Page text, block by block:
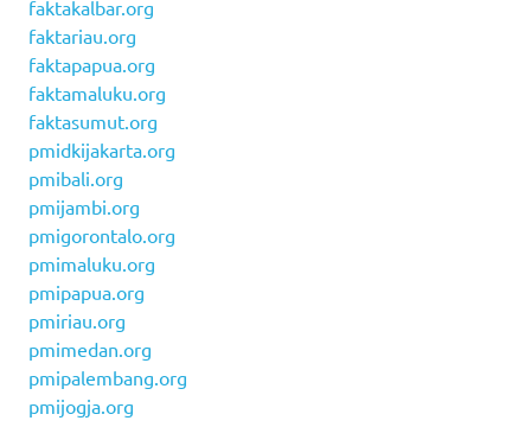
faktakalbar.org
faktariau.org
faktapapua.org
faktamaluku.org
faktasumut.org
pmidkijakarta.org
pmibali.org
pmijambi.org
pmigorontalo.org
pmimaluku.org
pmipapua.org
pmiriau.org
pmimedan.org
pmipalembang.org
pmijogja.org